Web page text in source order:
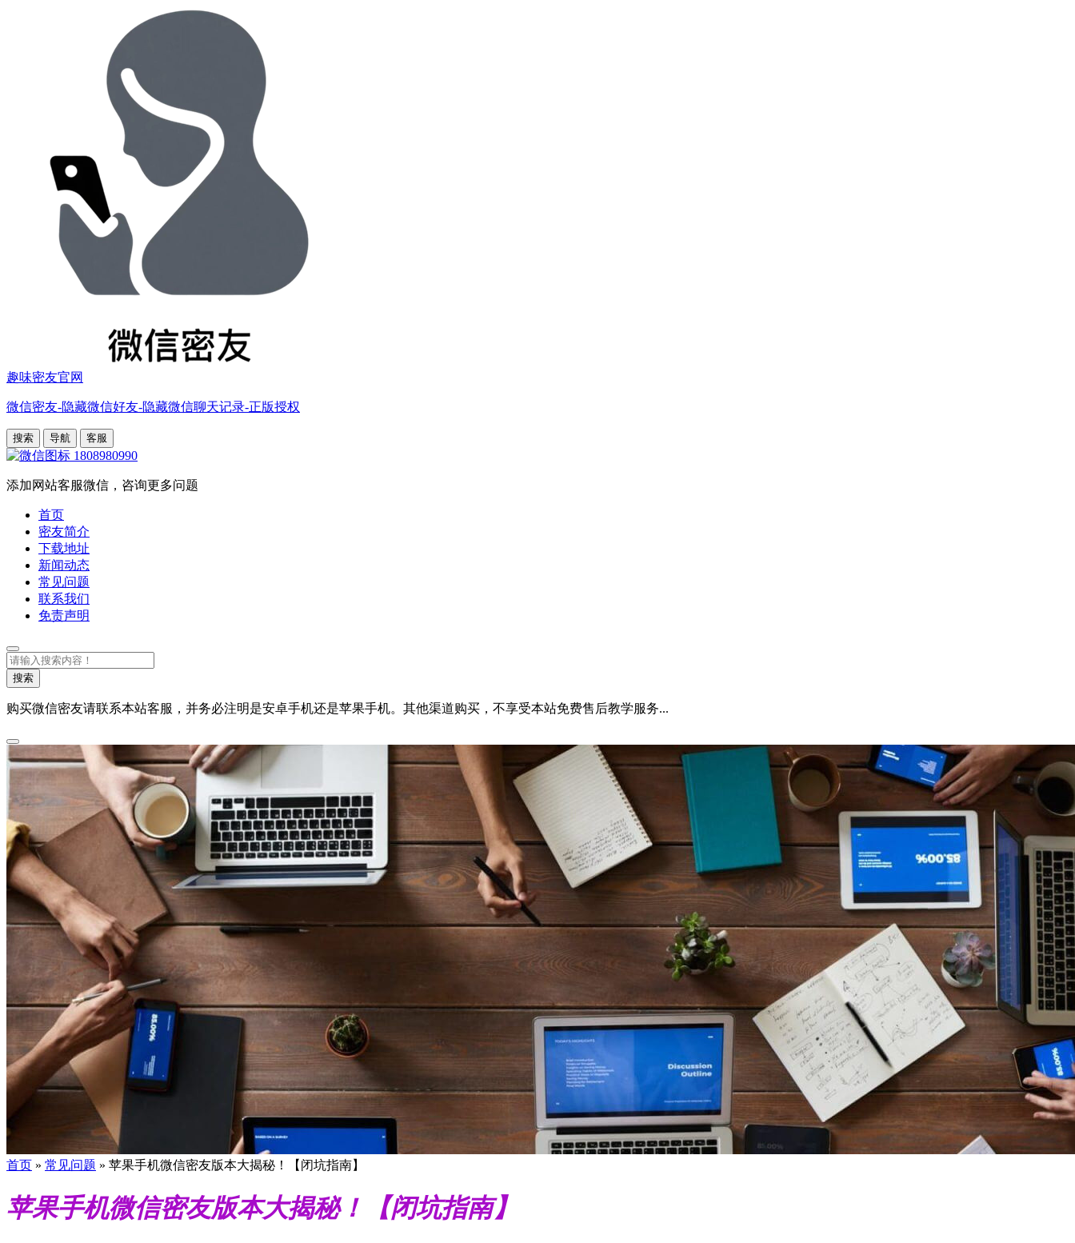
趣味密友官网
微信密友-隐藏微信好友-隐藏微信聊天记录-正版授权
搜索 导航 客服
1808980990
添加网站客服微信，咨询更多问题
首页
密友简介
下载地址
新闻动态
常见问题
联系我们
免责声明
搜
索搜索
购买微信密友请联系本站客服，并务必注明是安卓手机还是苹果手机。其他渠道购买，不享受本站免费售后教学服务...
首页 » 常见问题 » 苹果手机微信密友版本大揭秘！【闭坑指南】
苹果手机微信密友版本大揭秘！【闭坑指南】